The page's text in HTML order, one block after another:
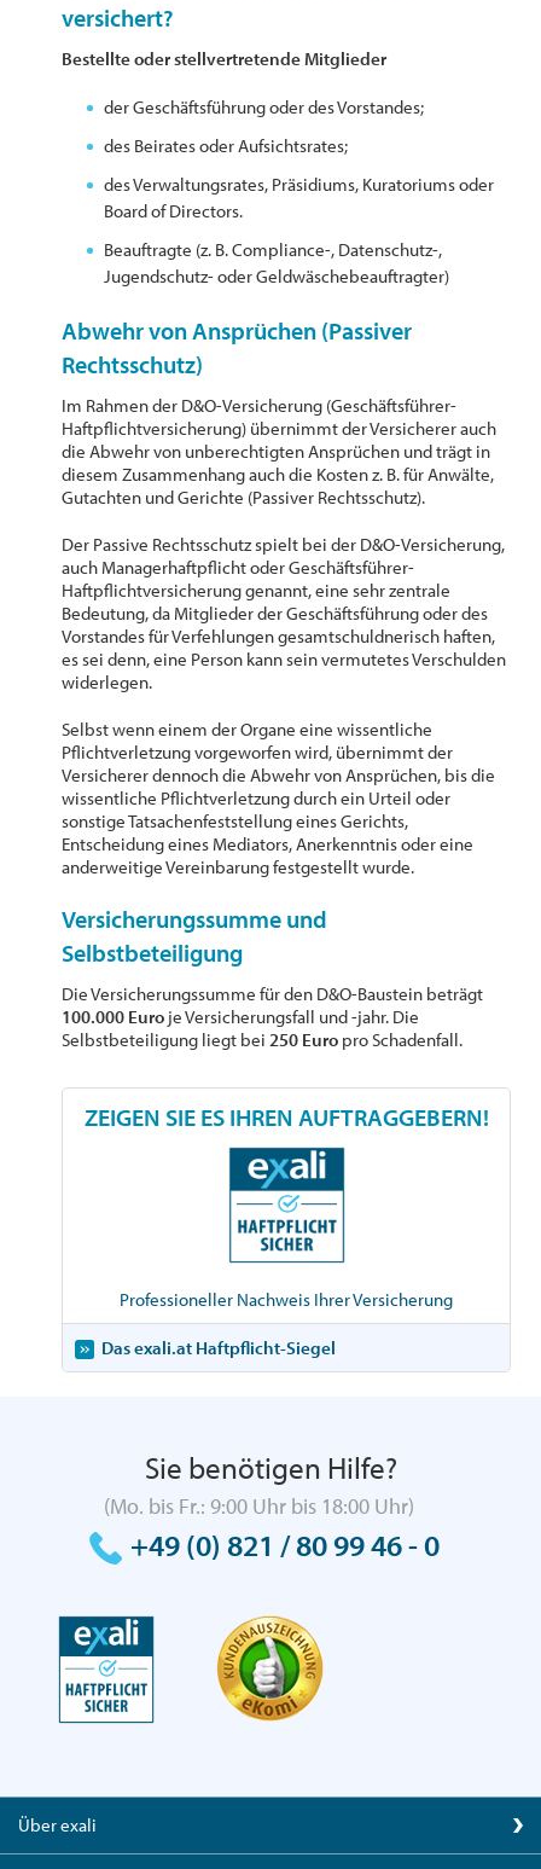
versichert?
Bestellte oder stellvertretende Mitglieder
der Geschäftsführung oder des Vorstandes;
des Beirates oder Aufsichtsrates;
des Verwaltungsrates, Präsidiums, Kuratoriums oder
Board of Directors.
Beauftragte (z. B. Compliance-, Datenschutz-,
Jugendschutz- oder Geldwäschebeauftragter)
Abwehr von Ansprüchen (Passiver
Rechtsschutz)
Im Rahmen der D&O-Versicherung (Geschäftsführer-
Haftpflichtversicherung) übernimmt der Versicherer auch
die Abwehr von unberechtigten Ansprüchen und trägt in
diesem Zusammenhang auch die Kosten z. B. für Anwälte,
Gutachten und Gerichte (Passiver Rechtsschutz).
Der Passive Rechtsschutz spielt bei der D&O-Versicherung,
auch Managerhaftpflicht oder Geschäftsführer-
Haftpflichtversicherung genannt, eine sehr zentrale
Bedeutung, da Mitglieder der Geschäftsführung oder des
Vorstandes für Verfehlungen gesamtschuldnerisch haften,
es sei denn, eine Person kann sein vermutetes Verschulden
widerlegen.
Selbst wenn einem der Organe eine wissentliche
Pflichtverletzung vorgeworfen wird, übernimmt der
Versicherer dennoch die Abwehr von Ansprüchen, bis die
wissentliche Pflichtverletzung durch ein Urteil oder
sonstige Tatsachenfeststellung eines Gerichts,
Entscheidung eines Mediators, Anerkenntnis oder eine
anderweitige Vereinbarung festgestellt wurde.
Versicherungssumme und
Selbstbeteiligung
Die Versicherungssumme für den D&O-Baustein beträgt
100.000 Euro je Versicherungsfall und -jahr. Die
Selbstbeteiligung liegt bei250 Euro pro Schadenfall.
ZEIGEN SIE ES IHREN AUFTRAGGEBERN!
Professioneller Nachweis Ihrer Versicherung
Das exali.at Haftpflicht-Siegel
Sie benötigen Hilfe?
(Mo. bis Fr.: 9:00 Uhr bis 18:00 Uhr)
+49 (0) 821 / 80 99 46 - 0
Über exali